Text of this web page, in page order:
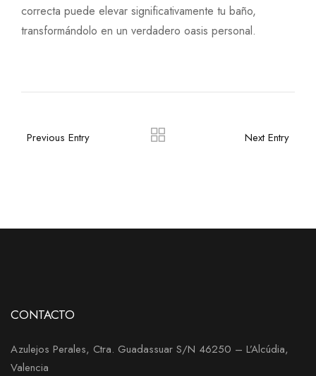
correcta puede elevar significativamente tu baño,
transformándolo en un verdadero oasis personal.
Previous Entry Next Entry
CONTACTO
Azulejos Perales, Ctra. Guadassuar S/N 46250 – L’Alcúdia,
Valencia